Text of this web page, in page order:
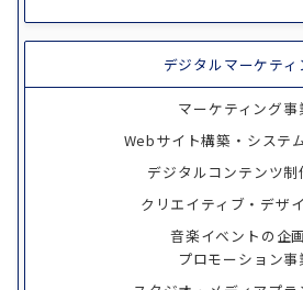
デジタルマーケティ
マーケティング事
Webサイト構築・システ
デジタルコンテンツ制
クリエイティブ・デザ
音楽イベントの企
プロモーション事